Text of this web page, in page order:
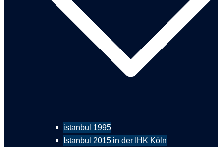
istanbul 1995
Istanbul 2015 in der IHK Köln